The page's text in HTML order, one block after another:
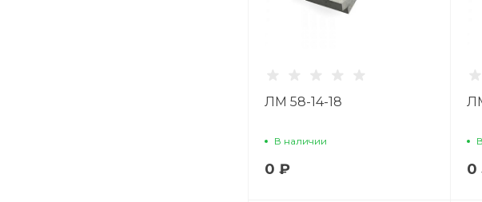
ЛМ 58-14-18
В наличии
0 ₽ 0